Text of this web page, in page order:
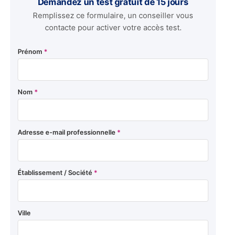
Remplissez ce formulaire, un conseiller vous
contacte pour activer votre accès test.
Prénom *
Nom *
Adresse e-mail professionnelle *
Établissement / Société *
Ville